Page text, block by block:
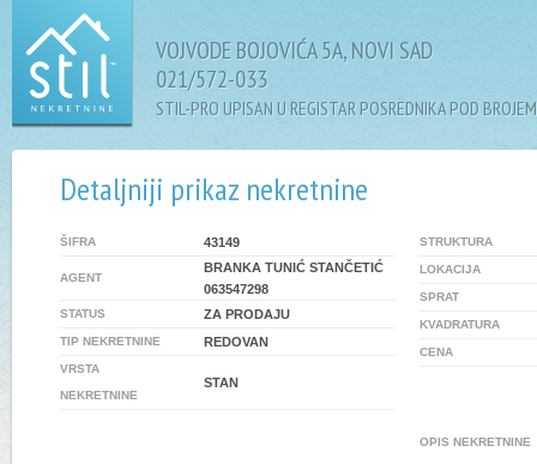
VOJVODE BOJOVIĆA 5A, NOVI SAD
021/572-033
STIL-PRO UPISAN U REGISTAR POSREDNIKA POD
Detaljniji prikaz nekretnine
ŠIFRA 43149
AGENT
BRANKA TUNIĆ STANČETIĆ
063547298
STATUS ZA PRODAJU
TIP NEKRETNINE REDOVAN
VRSTA
NEKRETNINE
STAN
STRUKTURA
LOKACIJA
SPRAT
KVADRATURA
CENA
OPIS NEKRETNINE